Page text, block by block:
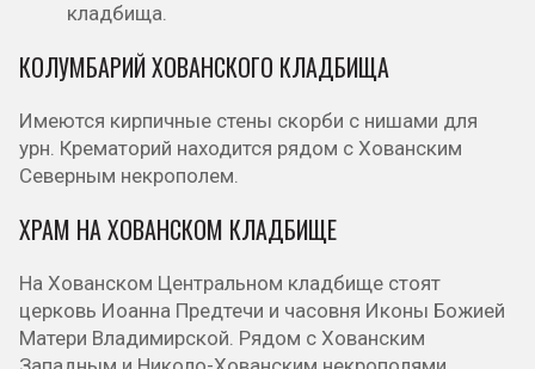
кладбища.
КОЛУМБАРИЙ ХОВАНСКОГО КЛАДБИЩА
Имеются кирпичные стены скорби с нишами для
урн. Крематорий находится рядом с Хованским
Северным некрополем.
ХРАМ НА ХОВАНСКОМ КЛАДБИЩЕ
На Хованском Центральном кладбище стоят
церковь Иоанна Предтечи и часовня Иконы Божией
Матери Владимирской. Рядом с Хованским